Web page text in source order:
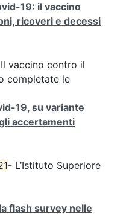
19: il vaccino
ricoveri e decessi
vaccino contro il
completate le
19, su variante
accertamenti
- L’Istituto Superiore
flash survey nelle